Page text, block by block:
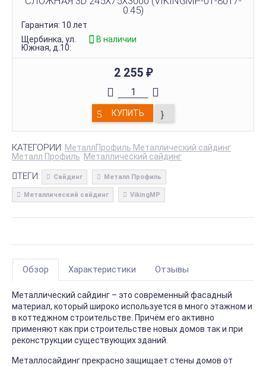
0.45)
Гарантия: 10 лет
Щербинка, ул.
Южная, д.10:
В наличии
2 255 ₽
КУПИТЬ
КАТЕГОРИИ: МеталлПрофиль Металлический сайдинг
Металл Профиль Металлический сайдинг
ТЕГИ: Сайдинг Металл Профиль
Металлический сайдинг VikingMP
Обзор Характеристики Отзывы
Металлический сайдинг – это современный фасадный
материал, который широко используется в много этажном и
в коттеджном строительстве. Причём его активно
применяют как при строительстве новых домов так и при
реконструкции существующих зданий.
Металлосайдинг прекрасно защищает стены домов от